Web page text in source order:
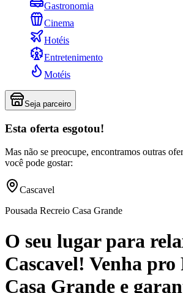
Gastronomia
Cinema
Hotéis
Entretenimento
Motéis
Seja parceiro
Esta oferta esgotou!
Mas não se preocupe, encontramos outras
você pode gostar:
Cascavel
Pousada Recreio Casa Grande
O seu lugar para
Cascavel! Venha pro
Casa Grande e